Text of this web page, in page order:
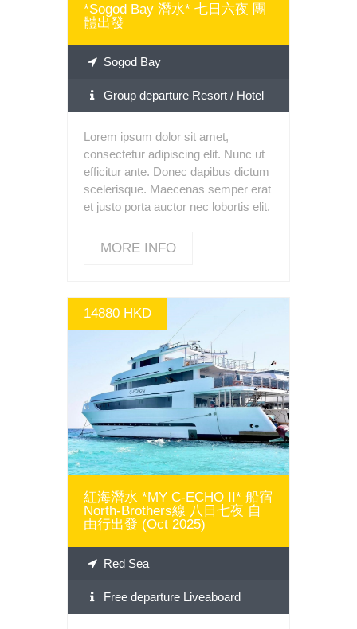
*Sogod Bay 潛水* 七日六夜 團
體出發
Sogod Bay
Group departure Resort / Hotel
Lorem ipsum dolor sit amet,
consectetur adipiscing elit. Nunc ut
efficitur ante. Donec dapibus dictum
scelerisque. Maecenas semper erat
et justo porta auctor nec lobortis elit.
MORE INFO
14880 HKD
MORE INFO
紅海潛水 *MY C-ECHO II* 船宿
North-Brothers線 八日七夜 自
由行出發 (Oct 2025)
Red Sea
Free departure Liveaboard